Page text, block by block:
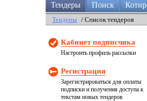
Тендеры Поиск
Тендеры / Список тендеров
Кабинет подписчика
Настроить профиль рассылки
Регистрация
Зарегистрироваться для оплаты
подписки и получения доступа к
текстам новых тендеров